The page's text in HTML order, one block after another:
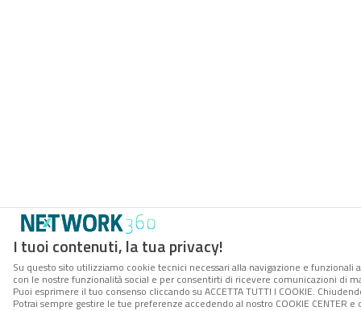
I tuoi contenuti, la tua privacy!
Su questo sito utilizziamo cookie tecnici necessari alla navigazione e
con le nostre funzionalità social e per consentirti di ricevere comunicazioni di
Puoi esprimere il tuo consenso cliccando su ACCETTA TUTTI I COOKIE.
Potrai sempre gestire le tue preferenze accedendo al nostro COOKIE